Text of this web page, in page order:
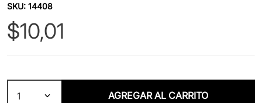
SKU:14408
$10,01
1 AGREGAR AL CARRITO